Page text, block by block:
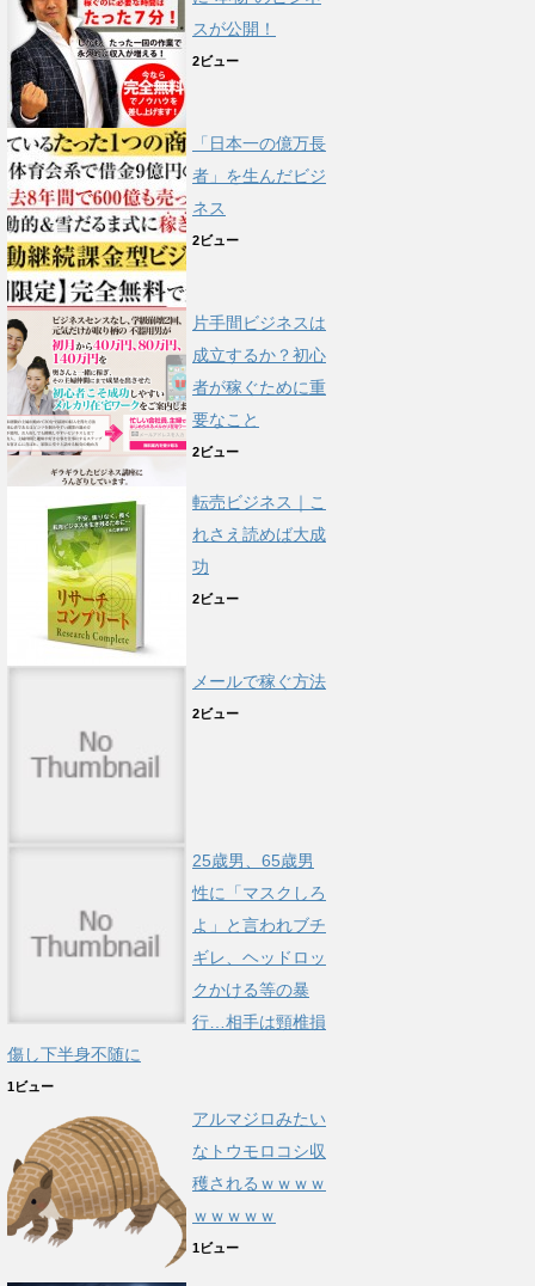
スが公開！
2ビュー
「日本一の億万長
者」を生んだビジ
ネス
2ビュー
片手間ビジネスは
成立するか？初心
者が稼ぐために重
要なこと
2ビュー
転売ビジネス｜こ
れさえ読めば大成
功
2ビュー
メールで稼ぐ方法
2ビュー
25歳男、65歳男
性に「マスクしろ
よ」と言われブチ
ギレ、ヘッドロッ
クかける等の暴
行…相手は頸椎損
傷し下半身不随に
1ビュー
アルマジロみたい
なトウモロコシ収
穫されるｗｗｗｗ
ｗｗｗｗｗ
1ビュー